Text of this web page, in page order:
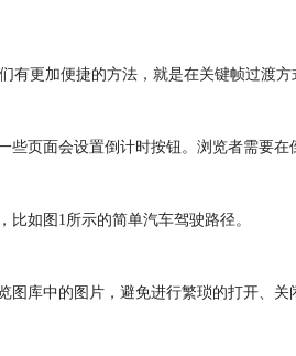
更加便捷的方法，就是在关键帧过渡
页面会设置倒计时按钮。浏览者需要在
如图1所示的简单汽车驾驶路径。
库中的图片，避免进行繁琐的打开、关